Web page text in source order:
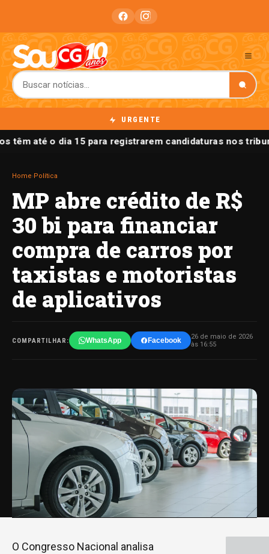
URGENTE
têm até o dia 15 para registrarem candidaturas nos
Home Política
MP abre crédito de R$
30 bi para financiar
compra de carros por
taxistas e motoristas
de aplicativos
COMPARTILHAR: WhatsApp Facebook
26 de maio de 2026
às 16:55
O Congresso Nacional analisa